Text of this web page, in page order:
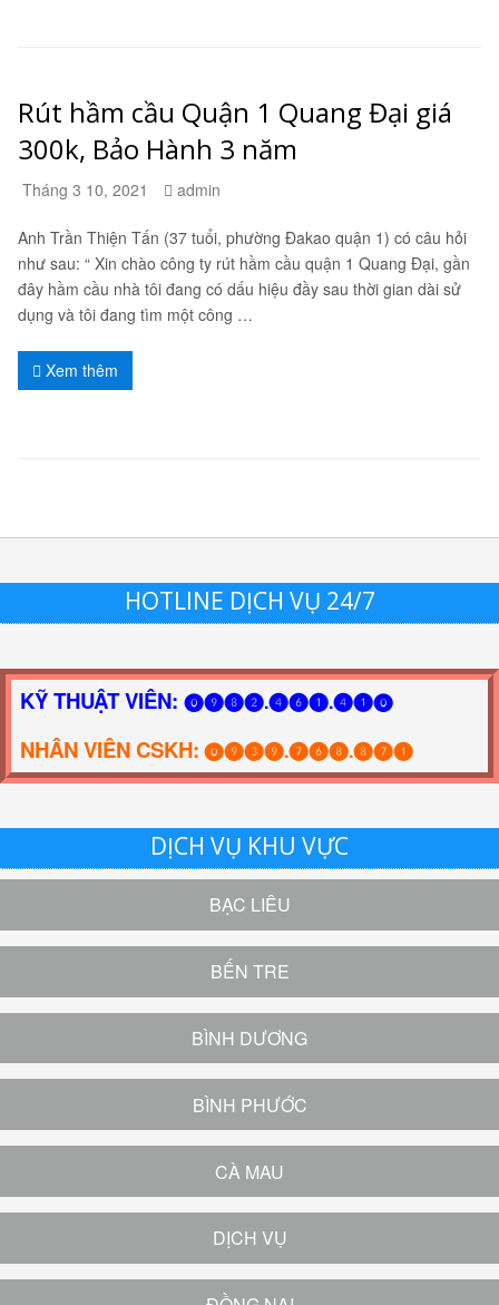
Rút hầm cầu Quận 1 Quang Đại giá
300k, Bảo Hành 3 năm
Tháng 3 10, 2021 admin
Anh Trần Thiện Tấn (37 tuổi, phường Đakao quận 1) có câu hỏi
như sau: “ Xin chào công ty rút hầm cầu quận 1 Quang Đại, gần
đây hầm cầu nhà tôi đang có dấu hiệu đầy sau thời gian dài sử
dụng và tôi đang tìm một công …
Xem thêm
HOTLINE DỊCH VỤ 24/7
KỸ THUẬT VIÊN: ⓿❾❽❷.❹❻❶.❹❶⓿
NHÂN VIÊN CSKH: ⓿❾❸❾.❼❻❽.❽❼❶
DỊCH VỤ KHU VỰC
BẠC LIÊU
BẾN TRE
BÌNH DƯƠNG
BÌNH PHƯỚC
CÀ MAU
DỊCH VỤ